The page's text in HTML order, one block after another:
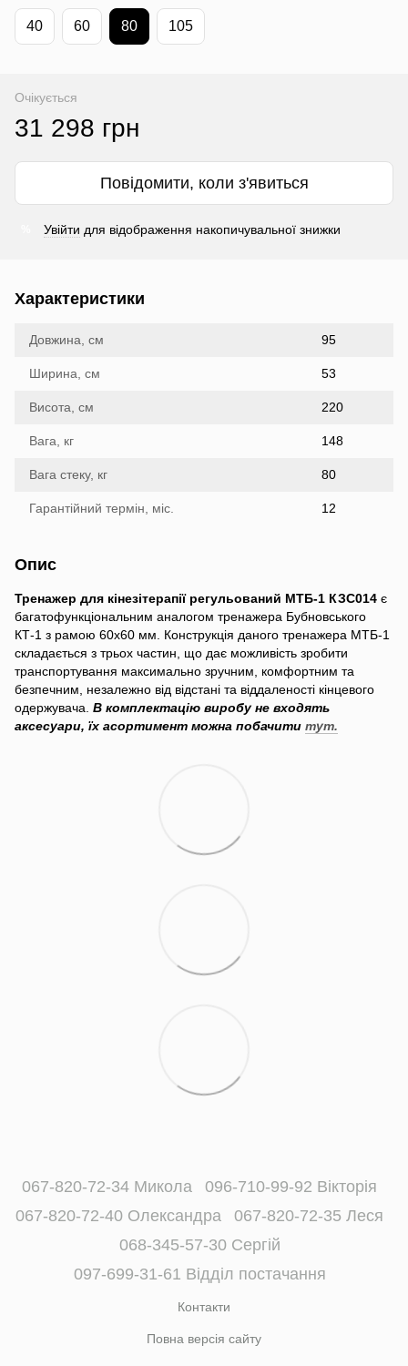
40 60 80 105
Очікується
31 298 грн
Повідомити, коли з'явиться
Увійти для відображення накопичувальної знижки
Характеристики
Довжина, см 95
Ширина, см 53
Висота, см 220
Вага, кг 148
Вага стеку, кг 80
Гарантійний термін, міс. 12
Опис
Тренажер для кінезітерапії регульований МТБ-1 КЗС014 є
багатофункціональним аналогом тренажера Бубновського
КТ-1 з рамою 60х60 мм. Конструкція даного тренажера МТБ-1
складається з трьох частин, що дає можливість зробити
транспортування максимально зручним, комфортним та
безпечним, незалежно від відстані та віддаленості кінцевого
одержувача. В комплектацію виробу не входять
аксесуари, їх асортимент можна побачити тут.
067-820-72-34 Микола
096-710-99-92 Вікторія
067-820-72-40 Олександра
067-820-72-35 Леся
068-345-57-30 Сергій
097-699-31-61 Відділ постачання
Контакти
Повна версія сайту